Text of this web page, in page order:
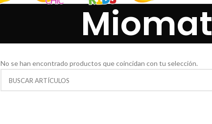
Miomat
No se han encontrado productos que coincidan con tu selección.